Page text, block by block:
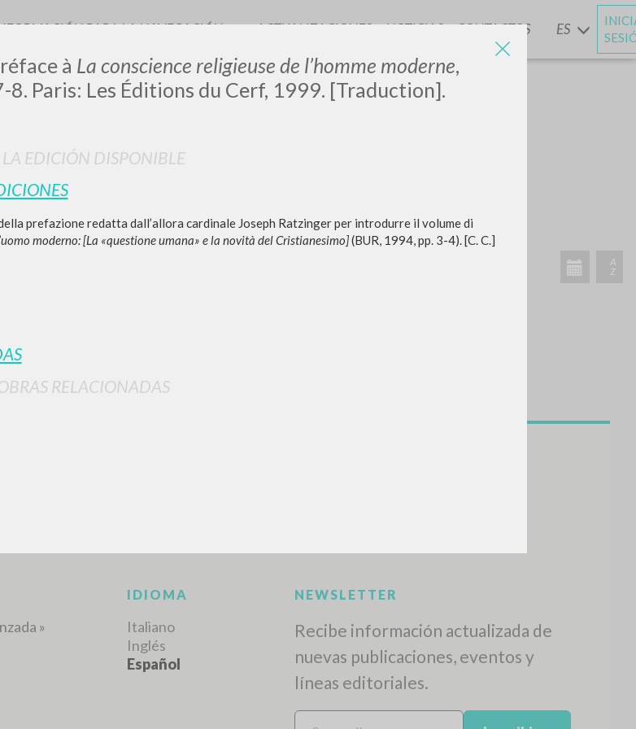
à La conscience religieuse de l’homme moderne,
8. Paris: Les Éditions du Cerf, 1999. [Traduction].
LA EDICIÓN DISPONIBLE
prefazione redatta dall’allora cardinale Joseph Ratzinger per introdurre il volume di
moderno: [La «questione umana» e la novità del Cristianesimo](BUR, 1994, pp. 3-4). [C. C.]
RELACIONADAS
PARA LA NAVEGACIÓN ACTUALIZACIONESYNOTICIAS CONTACTOS ES
precisos? Utilizar el
ENCONTRADOS
IDIOMA NEWSLETTER
Recibe información actualizada de